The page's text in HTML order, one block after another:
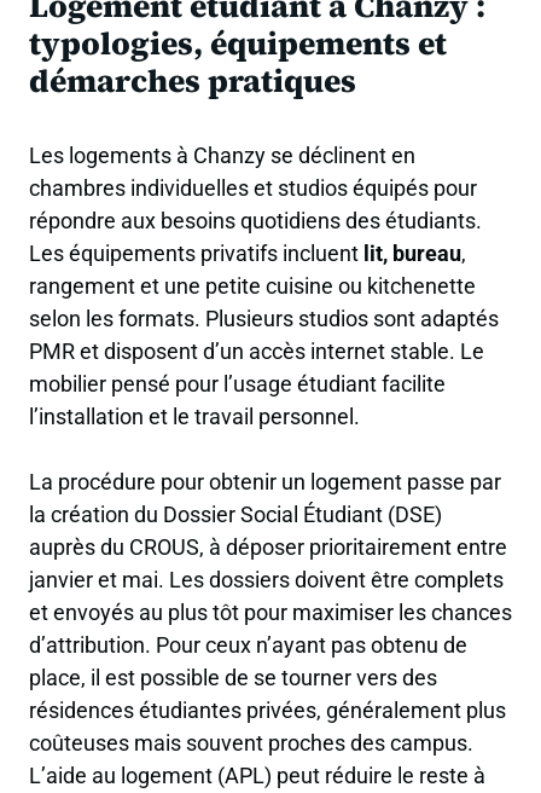
typologies, équipements et
démarches pratiques
Les logements à Chanzy se déclinent en
chambres individuelles et studios équipés pour
répondre aux besoins quotidiens des étudiants.
Les équipements privatifs incluent lit, bureau,
rangement et une petite cuisine ou kitchenette
selon les formats. Plusieurs studios sont adaptés
PMR et disposent d’un accès internet stable. Le
mobilier pensé pour l’usage étudiant facilite
l’installation et le travail personnel.
La procédure pour obtenir un logement passe par
la création du Dossier Social Étudiant (DSE)
auprès du CROUS, à déposer prioritairement entre
janvier et mai. Les dossiers doivent être complets
et envoyés au plus tôt pour maximiser les chances
d’attribution. Pour ceux n’ayant pas obtenu de
place, il est possible de se tourner vers des
résidences étudiantes privées, généralement plus
coûteuses mais souvent proches des campus.
L’aide au logement (APL) peut réduire le reste à